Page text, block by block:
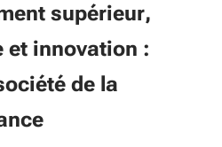
supérieur,
et innovation :
de la